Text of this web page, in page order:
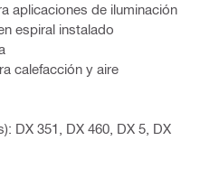
aplicaciones de iluminación
espiral instalado
calefacción y aire
DX 351, DX 460, DX 5, DX